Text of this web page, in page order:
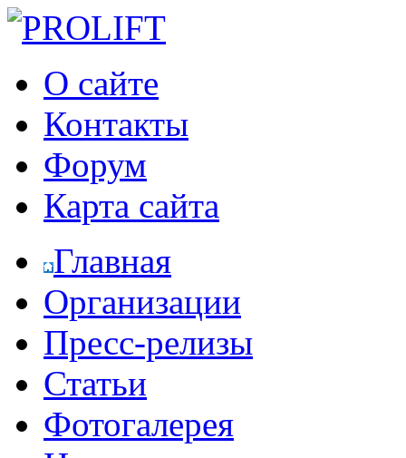
О сайте
Контакты
Форум
Карта сайта
Главная
Организации
Пресс-релизы
Статьи
Фотогалерея